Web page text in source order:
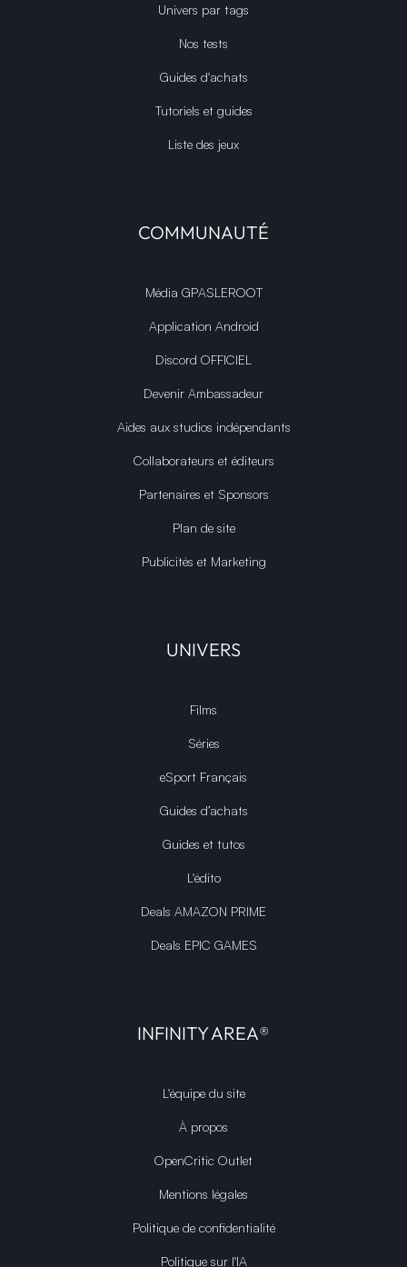
Univers par tags
Nos tests
Guides d'achats
Tutoriels et guides
Liste des jeux
COMMUNAUTÉ
Média GPASLEROOT
Application Android
Discord OFFICIEL
Devenir Ambassadeur
Aides aux studios indépendants
Collaborateurs et éditeurs
Partenaires et Sponsors
Plan de site
Publicités et Marketing
UNIVERS
Films
Séries
eSport Français
Guides d’achats
Guides et tutos
L'édito
Deals AMAZON PRIME
Deals EPIC GAMES
INFINITY AREA®
L'équipe du site
À propos
OpenCritic Outlet
Mentions légales
Politique de confidentialité
Politique sur l'IA